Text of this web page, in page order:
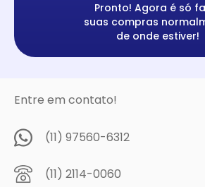
Pronto! Agora é só
suas compras
de onde estiver!
Entre em contato!
(11) 97560-6312
(11) 2114-0060